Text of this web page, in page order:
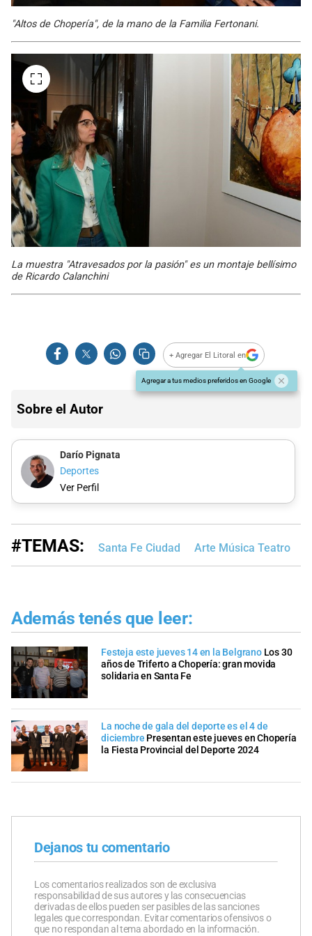
"Altos de Chopería", de la mano de la Familia Fertonani.
La muestra "Atravesados por la pasión" es un montaje bellísimo
de Ricardo Calanchini
+ Agregar El Litoral en
Agregar a tus medios preferidos en Google
Sobre el Autor
Darío Pignata
Deportes
Ver Perfil
#TEMAS: Santa Fe Ciudad Arte Música Teatro
Además tenés que leer:
Festeja este jueves 14 en la Belgrano Los 30
años de Triferto a Chopería: gran movida
solidaria en Santa Fe
La noche de gala del deporte es el 4 de
diciembre Presentan este jueves en Chopería
la Fiesta Provincial del Deporte 2024
Dejanos tu comentario
Los comentarios realizados son de exclusiva
responsabilidad de sus autores y las consecuencias
derivadas de ellos pueden ser pasibles de las sanciones
legales que correspondan. Evitar comentarios ofensivos o
que no respondan al tema abordado en la información.